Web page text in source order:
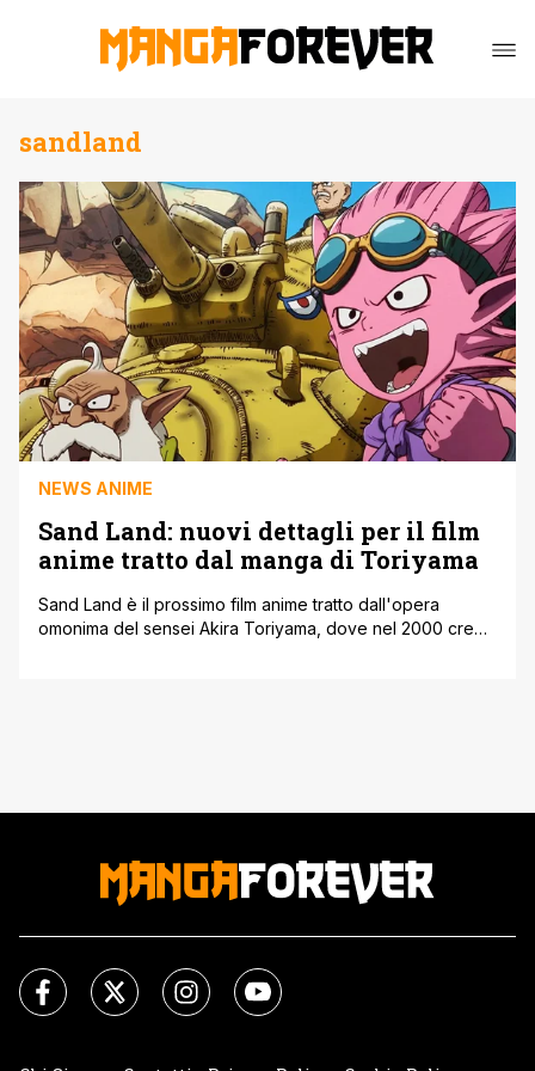
sandland
NEWS ANIME
Sand Land: nuovi dettagli per il film
anime tratto dal manga di Toriyama
Sand Land è il prossimo film anime tratto dall'opera
omonima del sensei Akira Toriyama, dove nel 2000 creò